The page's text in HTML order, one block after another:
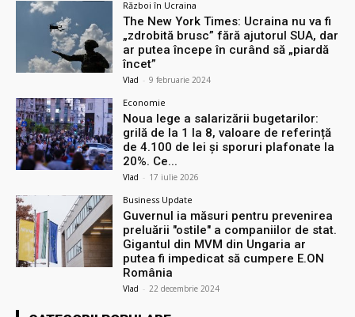
Război în Ucraina
The New York Times: Ucraina nu va fi
„zdrobită brusc” fără ajutorul SUA, dar
ar putea începe în curând să „piardă
încet”
Vlad - 9 februarie 2024
Economie
Noua lege a salarizării bugetarilor:
grilă de la 1 la 8, valoare de referință
de 4.100 de lei și sporuri plafonate la
20%. Ce...
Vlad - 17 iulie 2026
Business Update
Guvernul ia măsuri pentru prevenirea
preluării ″ostile″ a companiilor de stat.
Gigantul din MVM din Ungaria ar
putea fi impedicat să cumpere E.ON
România
Vlad - 22 decembrie 2024